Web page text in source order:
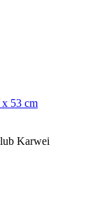
53 cm
Karwei